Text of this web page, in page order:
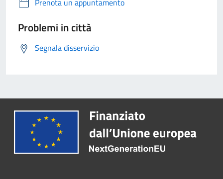
Problemi in città
Segnala disservizio